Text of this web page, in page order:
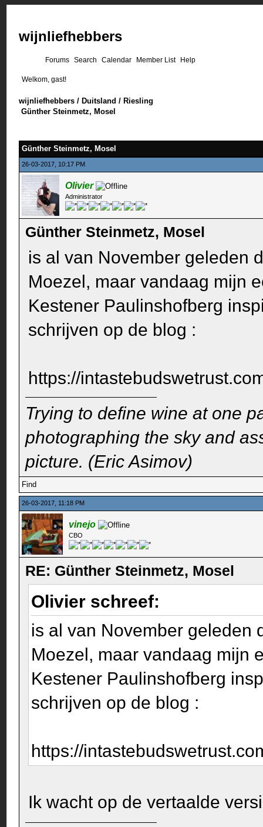
wijnliefhebbers
Forums Search Calendar Member List Help
Welkom, gast!
wijnliefhebbers / Duitsland / Riesling
Günther Steinmetz, Mosel
Günther Steinmetz, Mosel
26-03-2017, 10:17 PM
Olivier
Administrator
Günther Steinmetz, Mosel
is al van November geleden
Moezel, maar vandaag mijn
Kestener Paulinshofberg
schrijven op de blog :
https://
Trying to define wine at one
photographing the sky and
picture. (Eric Asimov)
Find
26-03-2017, 11:18 PM
vinejo
CBO
RE: Günther Steinmetz, Mosel
Olivier schreef:
is al van November geleden
Moezel, maar vandaag mijn
Kestener Paulinshofberg
schrijven op de blog :
https://
Ik wacht op de vertaalde